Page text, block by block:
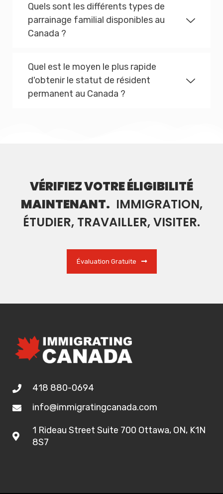
Quels sont les différents types de
parrainage familial disponibles au
Canada ?
Quel est le moyen le plus rapide
d'obtenir le statut de résident
permanent au Canada ?
VÉRIFIEZ VOTRE ÉLIGIBILITÉ
MAINTENANT. IMMIGRATION,
ÉTUDIER, TRAVAILLER, VISITER.
Évaluation Gratuite
418 880-0694
info@immigratingcanada.com
1 Rideau Street Suite 700 Ottawa, ON, K1N
8S7